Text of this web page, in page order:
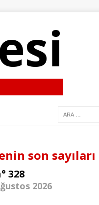
son sayıları
328
2026